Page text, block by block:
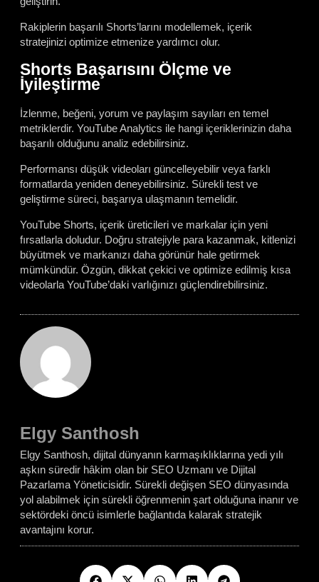
Rakiplerin başarılı Shorts’larını modellemek, içerik
stratejinizi optimize etmenize yardımcı olur.
Shorts Başarısını Ölçme ve
İyileştirme
İzlenme, beğeni, yorum ve paylaşım sayıları en temel
metriklerdir. YouTube Analytics ile hangi içeriklerinizin daha
başarılı olduğunu analiz edebilirsiniz.
Performansı düşük videoları güncelleyebilir veya farklı
formatlarda yeniden deneyebilirsiniz. Sürekli test ve
geliştirme süreci, başarıya ulaşmanın temelidir.
YouTube Shorts, içerik üreticileri ve markalar için yeni
fırsatlarla doludur. Doğru stratejiyle para kazanmak, kitlenizi
büyütmek ve markanızı daha görünür hale getirmek
mümkündür. Özgün, dikkat çekici ve optimize edilmiş kısa
videolarla YouTube’daki varlığınızı güçlendirebilirsiniz.
Elgy Santhosh
Elgy Santhosh, dijital dünyanın karmaşıklıklarına yedi yılı
aşkın süredir hâkim olan bir SEO Uzmanı ve Dijital
Pazarlama Yöneticisidir. Sürekli değişen SEO dünyasında
yol alabilmek için sürekli öğrenmenin şart olduğuna inanır ve
sektördeki öncü isimlerle bağlantıda kalarak stratejik
avantajını korur.